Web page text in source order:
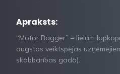
Apraksts:
“Motor Bagger” – lielām
augstas veiktspējas
skābbarības gadā).